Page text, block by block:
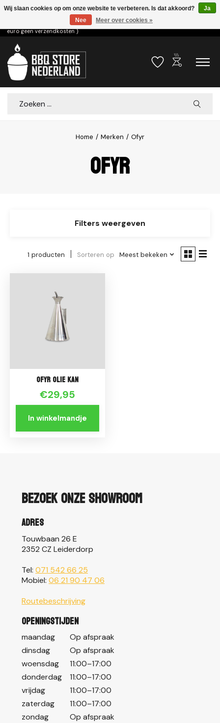
Voor 15.00u besteld dezelfde dag verzonden! ( 6,95 verzendkosten, vanaf 75
euro geen verzendkosten )
Verlanglijst
outdoor_grill
Zoeken
Home / Merken / Ofyr
Ofyr
Filters weergeven
1 producten Sorteren op Meest bekeken
Ofyr Olie kan
€29,95
In winkelmandje
Bezoek onze showroom
Adres
Touwbaan 26 E
2352 CZ Leiderdorp
Tel: 071 542 66 25
Mobiel: 06 21 90 47 06
Routebeschrijving
Openingstijden
maandag
Op afspraak
dinsdag
Op afspraak
woensdag
11:00–17:00
donderdag
11:00–17:00
vrijdag
11:00–17:00
zaterdag
11:00–17:00
zondag
Op afspraak
Wij slaan cookies op om onze website te verbeteren. Is dat akkoord?
Ja
Nee
Meer over cookies »